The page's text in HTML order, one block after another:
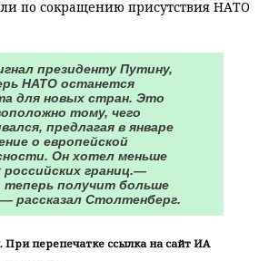
по сокращению присутствия НАТО
президенту Путину,
НАТО останется
для новых стран. Это
тому, чего
предлагая в январе
о европейской
Он хотел меньше
границ.—
теперь получит больше
рассказал Столтенберг.
перепечатке ссылка на сайт ИА